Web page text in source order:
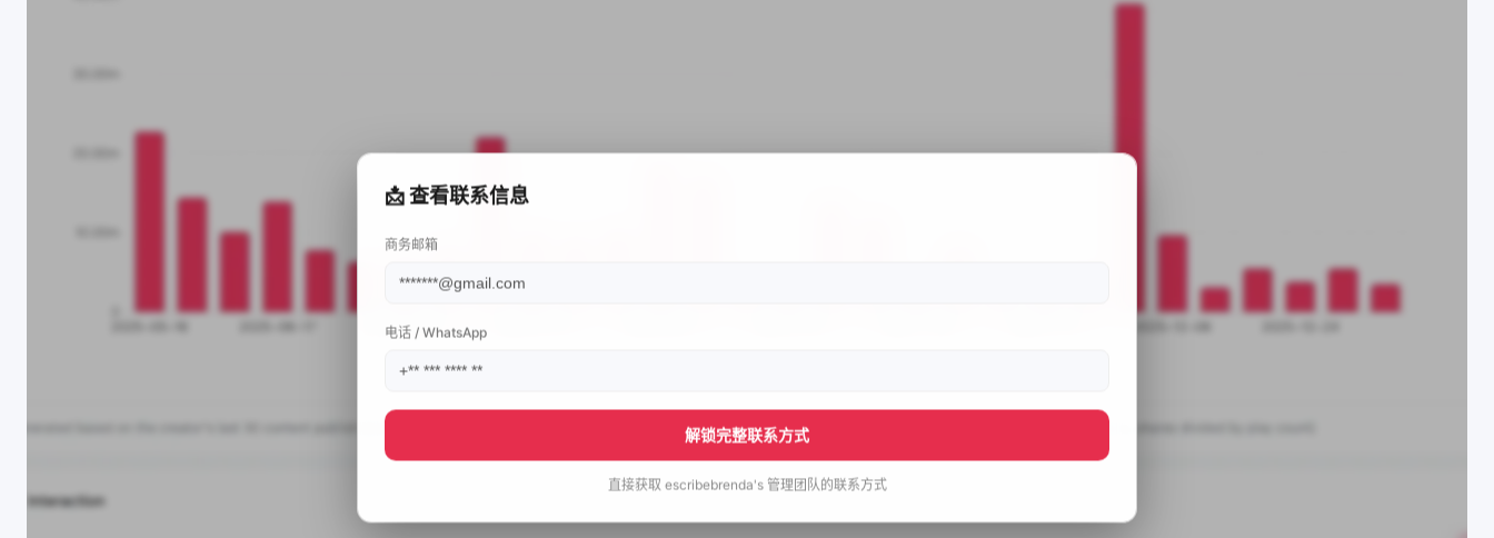
📩 查看联系信息
商务邮箱
电话 / WhatsApp
解锁完整联系方式
直接获取 escribebrenda's 管理团队的联系方式